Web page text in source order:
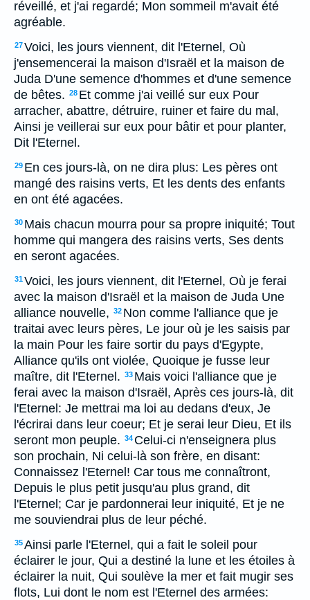
réveillé, et j'ai regardé; Mon sommeil m'avait été
agréable.
27Voici, les jours viennent, dit l'Eternel, Où
j'ensemencerai la maison d'Israël et la maison de
Juda D'une semence d'hommes et d'une semence
de bêtes. 28 Et comme j'ai veillé sur eux Pour
arracher, abattre, détruire, ruiner et faire du mal,
Ainsi je veillerai sur eux pour bâtir et pour planter,
Dit l'Eternel.
29 En ces jours-là, on ne dira plus: Les pères ont
mangé des raisins verts, Et les dents des enfants
en ont été agacées.
30 Mais chacun mourra pour sa propre iniquité; Tout
homme qui mangera des raisins verts, Ses dents
en seront agacées.
31Voici, les jours viennent, dit l'Eternel, Où je ferai
avec la maison d'Israël et la maison de Juda Une
alliance nouvelle, 32 Non comme l'alliance que je
traitai avec leurs pères, Le jour où je les saisis par
la main Pour les faire sortir du pays d'Egypte,
Alliance qu'ils ont violée, Quoique je fusse leur
maître, dit l'Eternel. 33 Mais voici l'alliance que je
ferai avec la maison d'Israël, Après ces jours-là, dit
l'Eternel: Je mettrai ma loi au dedans d'eux, Je
l'écrirai dans leur coeur; Et je serai leur Dieu, Et ils
seront mon peuple. 34 Celui-ci n'enseignera plus
son prochain, Ni celui-là son frère, en disant:
Connaissez l'Eternel! Car tous me connaîtront,
Depuis le plus petit jusqu'au plus grand, dit
l'Eternel; Car je pardonnerai leur iniquité, Et je ne
me souviendrai plus de leur péché.
35Ainsi parle l'Eternel, qui a fait le soleil pour
éclairer le jour, Qui a destiné la lune et les étoiles à
éclairer la nuit, Qui soulève la mer et fait mugir ses
flots, Lui dont le nom est l'Eternel des armées: